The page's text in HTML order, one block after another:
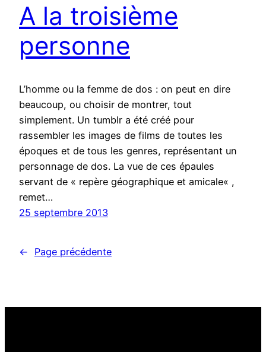
A la troisième
personne
L’homme ou la femme de dos : on peut en dire
beaucoup, ou choisir de montrer, tout
simplement. Un tumblr a été créé pour
rassembler les images de films de toutes les
époques et de tous les genres, représentant un
personnage de dos. La vue de ces épaules
servant de « repère géographique et amicale« ,
remet…
25 septembre 2013
← Page précédente